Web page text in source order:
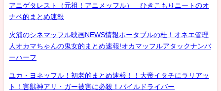
アニゲタレスト（元祖！アニメッフル） ひきこもりニートのオ
ナベ的まとめ速報
火浦のシネマッフル映画NEWS情報ポータブルの杜！オネエ管理
人オカマちゃんの鬼女的まとめ速報!オカマッフルアタックナンバ
ーハーフ
ユカ・ヨネッフル！初老的まとめ速報！！大帝イタチにラリアッ
ト！害獣神アリ・ガー被害に必殺！パイルドライバー